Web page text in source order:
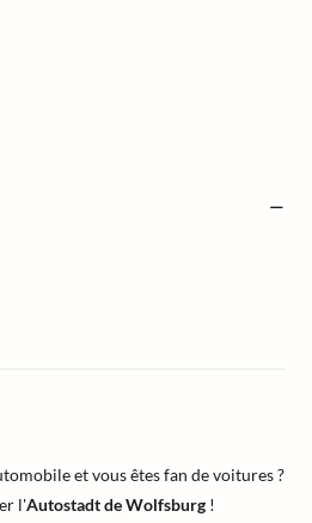
et vous êtes fan de voitures ?
l'Autostadt de Wolfsburg !